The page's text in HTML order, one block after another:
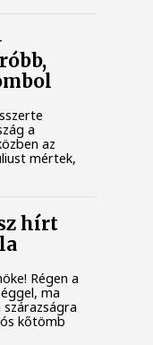
a
az
mértek,
hírt
Régen a
ma
kőtömb